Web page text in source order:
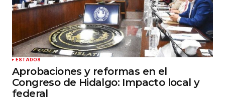
Guardar mi nombre, correo electrónico y sitio
web en este navegador para la próxima vez que
haga un comentario.
Enviar comentario
ESTADOS
Aprobaciones y reformas en el
Congreso de Hidalgo: Impacto local y
federal